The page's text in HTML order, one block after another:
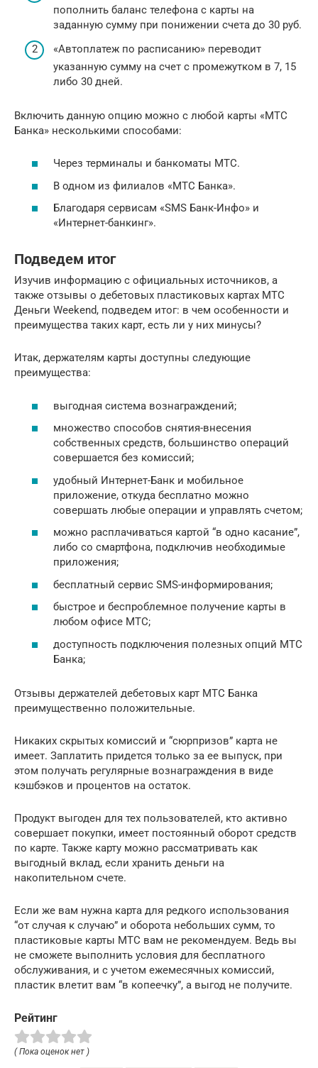
пополнить баланс телефона с карты на
заданную сумму при понижении счета до 30 руб.
«Автоплатеж по расписанию» переводит
указанную сумму на счет с промежутком в 7, 15
либо 30 дней.
Включить данную опцию можно с любой карты «МТС
Банка» несколькими способами:
Через терминалы и банкоматы МТС.
В одном из филиалов «МТС Банка».
Благодаря сервисам «SMS Банк-Инфо» и
«Интернет-банкинг».
Подведем итог
Изучив информацию с официальных источников, а
также отзывы о дебетовых пластиковых картах МТС
Деньги Weekend, подведем итог: в чем особенности и
преимущества таких карт, есть ли у них минусы?
Итак, держателям карты доступны следующие
преимущества:
выгодная система вознаграждений;
множество способов снятия-внесения
собственных средств, большинство операций
совершается без комиссий;
удобный Интернет-Банк и мобильное
приложение, откуда бесплатно можно
совершать любые операции и управлять счетом;
можно расплачиваться картой “в одно касание”,
либо со смартфона, подключив необходимые
приложения;
бесплатный сервис SMS-информирования;
быстрое и беспроблемное получение карты в
любом офисе МТС;
доступность подключения полезных опций МТС
Банка;
Отзывы держателей дебетовых карт МТС Банка
преимущественно положительные.
Никаких скрытых комиссий и “сюрпризов” карта не
имеет. Заплатить придется только за ее выпуск, при
этом получать регулярные вознаграждения в виде
кэшбэков и процентов на остаток.
Продукт выгоден для тех пользователей, кто активно
совершает покупки, имеет постоянный оборот средств
по карте. Также карту можно рассматривать как
выгодный вклад, если хранить деньги на
накопительном счете.
Если же вам нужна карта для редкого использования
“от случая к случаю” и оборота небольших сумм, то
пластиковые карты МТС вам не рекомендуем. Ведь вы
не сможете выполнить условия для бесплатного
обслуживания, и с учетом ежемесячных комиссий,
пластик влетит вам “в копеечку”, а выгод не получите.
Рейтинг
( Пока оценок нет )